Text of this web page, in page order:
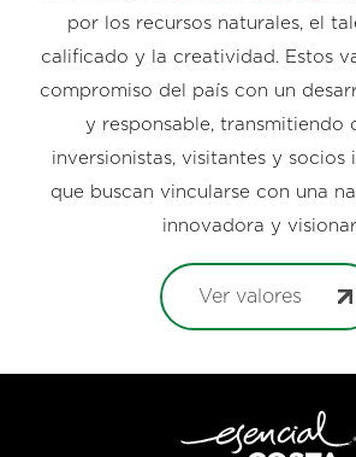
por los recursos naturales, el
calificado y la creatividad. Estos
compromiso del país con un
y responsable, transmitiendo
inversionistas, visitantes y socios
que buscan vincularse con una
innovadora y
Ver valores